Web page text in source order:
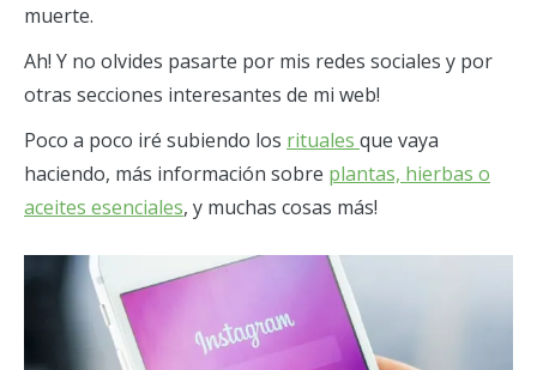
muerte.
Ah! Y no olvides pasarte por mis redes sociales y por
otras secciones interesantes de mi web!
Poco a poco iré subiendo los rituales que vaya
haciendo, más información sobre plantas, hierbas o
aceites esenciales, y muchas cosas más!